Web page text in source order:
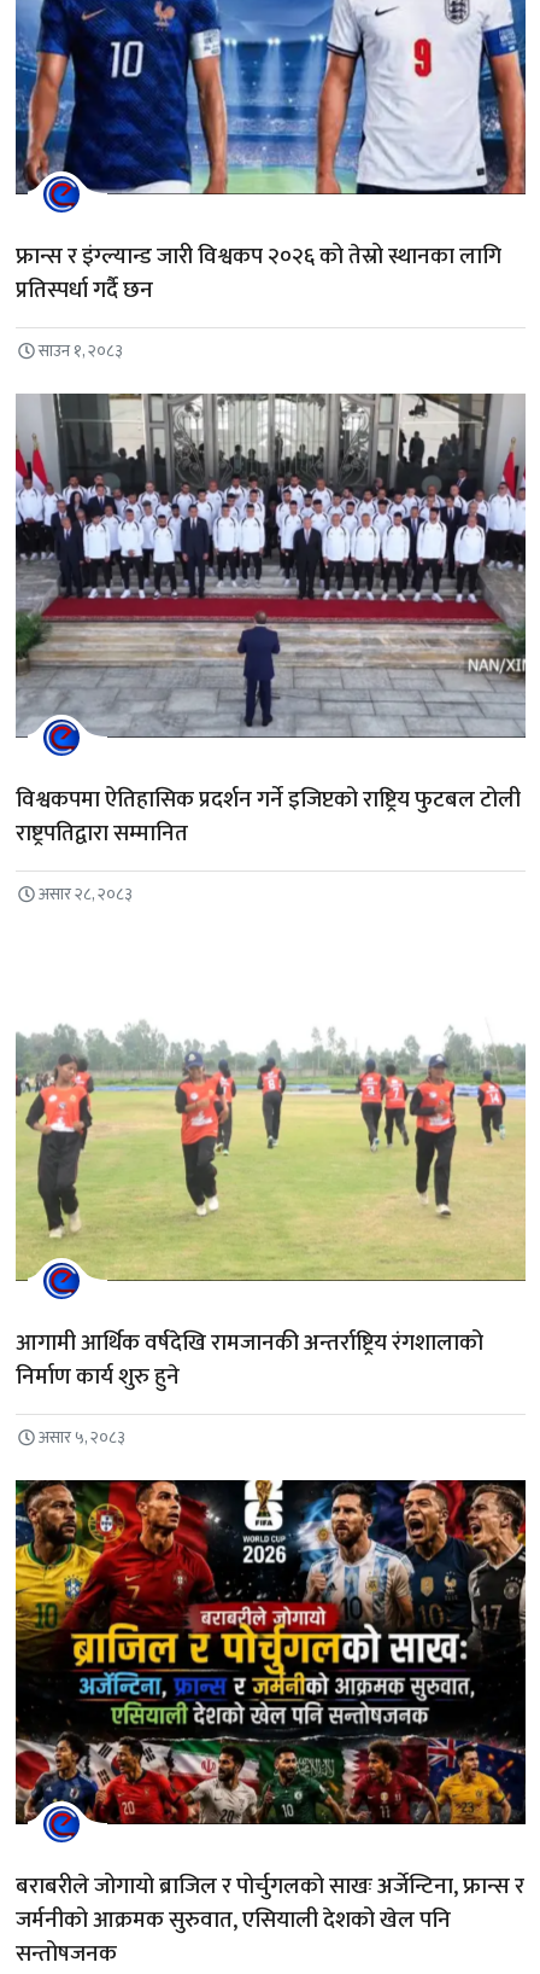
फ्रान्स र इंग्ल्यान्ड जारी विश्वकप २०२६ को तेस्रो स्थानका लागि
प्रतिस्पर्धा गर्दै छन
साउन १, २०८३
विश्वकपमा ऐतिहासिक प्रदर्शन गर्ने इजिप्टको राष्ट्रिय फुटबल टोली
राष्ट्रपतिद्वारा सम्मानित
असार २८, २०८३
आगामी आर्थिक वर्षदेखि रामजानकी अन्तर्राष्ट्रिय रंगशालाको
निर्माण कार्य शुरु हुने
असार ५, २०८३
बराबरीले जोगायो ब्राजिल र पोर्चुगलको साखः अर्जेन्टिना, फ्रान्स र
जर्मनीको आक्रमक सुरुवात, एसियाली देशको खेल पनि
सन्तोषजनक